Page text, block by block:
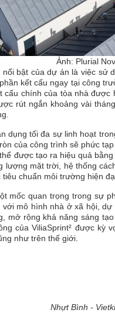
Ảnh: Plurial
bật của dự án là việc sử
kết cấu ngay tại công
cấu chính của tòa nhà
rút ngắn khoảng vài
dụng tối đa sự linh hoạt
của công trình sẽ phức
được tạo ra hiệu quả
lượng mặt trời, hệ thống
chuẩn môi trường hiện
mốc quan trọng trong sự
mô hình nhà ở xã hội,
mở rộng khả năng sáng
của ViliaSprint² được kỳ
như trên thế giới.
Nhựt Bình -